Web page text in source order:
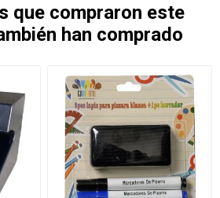
que compraron este
han comprado